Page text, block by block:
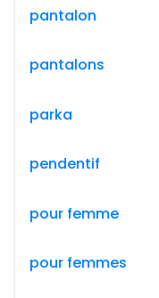
pantalon
pantalons
parka
pendentif
pour femme
pour femmes